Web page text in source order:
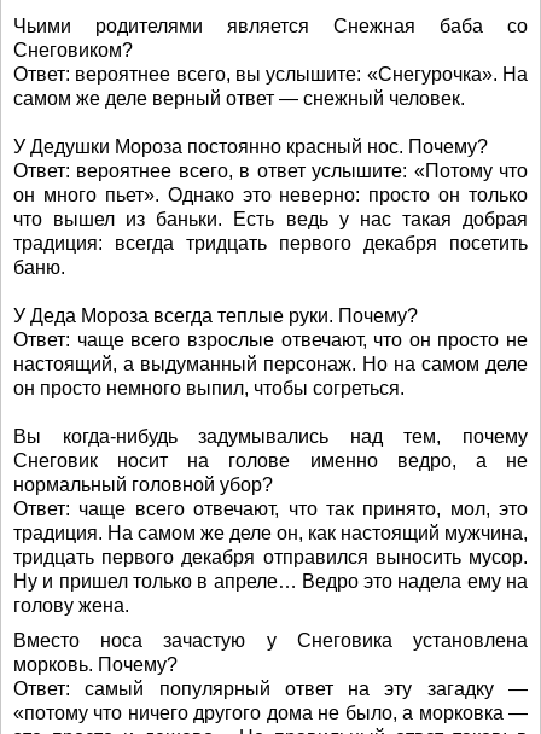
Чьими родителями является Снежная баба со
Снеговиком?
Ответ: вероятнее всего, вы услышите: «Снегурочка». На
самом же деле верный ответ — снежный человек.
У Дедушки Мороза постоянно красный нос. Почему?
Ответ: вероятнее всего, в ответ услышите: «Потому что
он много пьет». Однако это неверно: просто он только
что вышел из баньки. Есть ведь у нас такая добрая
традиция: всегда тридцать первого декабря посетить
баню.
У Деда Мороза всегда теплые руки. Почему?
Ответ: чаще всего взрослые отвечают, что он просто не
настоящий, а выдуманный персонаж. Но на самом деле
он просто немного выпил, чтобы согреться.
Вы когда-нибудь задумывались над тем, почему
Снеговик носит на голове именно ведро, а не
нормальный головной убор?
Ответ: чаще всего отвечают, что так принято, мол, это
традиция. На самом же деле он, как настоящий мужчина,
тридцать первого декабря отправился выносить мусор.
Ну и пришел только в апреле… Ведро это надела ему на
голову жена.
Вместо носа зачастую у Снеговика установлена
морковь. Почему?
Ответ: самый популярный ответ на эту загадку —
«потому что ничего другого дома не было, а морковка —